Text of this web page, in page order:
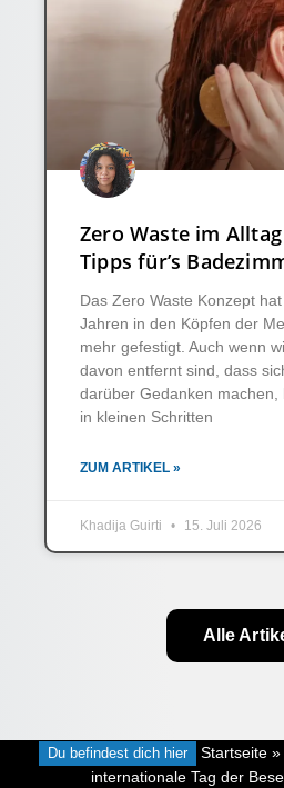
Zero Waste im
Tipps für’s
Das Zero Waste Konzept
Jahren in den Köpfen der
mehr gefestigt. Auch wenn
davon entfernt sind, dass
darüber Gedanken machen,
in kleinen Schritten
ZUM ARTIKEL »
Khadija Guirti 15. Juli 2026
Alle
Du befindest dich hier Startseite »
internationale Tag der